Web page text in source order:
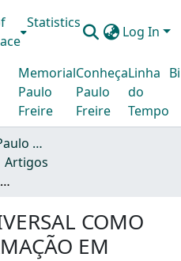
Statistics
Log In
Memorial
Paulo
Freire
Conheça
Paulo
Freire
Linha
do
Tempo
Acervo Educador Paulo Freire
Artigos
O LOCAL E O UNIVERSAL COMO ESPAÇOS DE FORMAÇÃO EM PAULO FREIRE
COMO
EM